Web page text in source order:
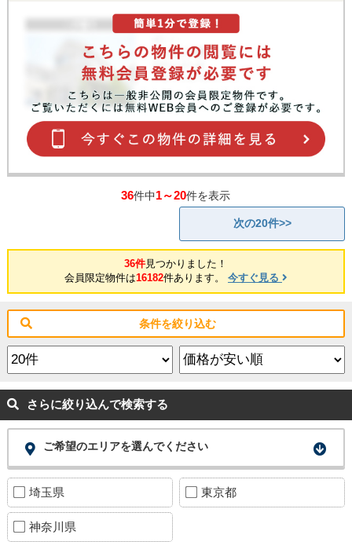
36件中1～20件を表示
次の20件>>
36件見つかりました！
会員限定物件は16182件あります。 今すぐ見る
条件を絞り込む
さらに絞り込んで検索する
ご希望のエリアを選んでください
埼玉県 東京都
神奈川県